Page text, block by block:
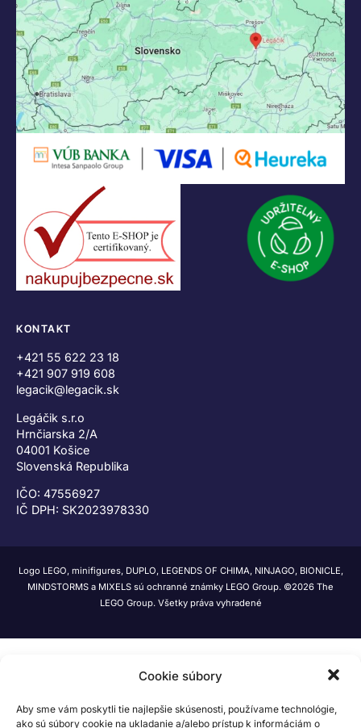
Cookie súbory
Aby sme vám poskytli tie najlepšie skúsenosti, používame technológie,
ako sú súbory cookie na ukladanie a/alebo prístup k informáciám o
KONTAKT
+421 55 622 23 18
+421 907 919 608
legacik@legacik.sk
Legáčik s.r.o
Hrnčiarska 2/A
04001 Košice
Slovenská Republika
IČO: 47556927
IČ DPH: SK2023978330
Logo LEGO, minifigures, DUPLO, LEGENDS OF CHIMA, NINJAGO, BIONICLE,
MINDSTORMS a MIXELS sú ochranné známky LEGO Group. ©2026 The
LEGO Group. Všetky práva vyhradené